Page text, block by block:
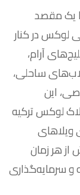
یک مقصد
لوکس در کنار
آرام،
ساحلی،
این
لوکس ترکیه
ویلاهای
در بدروم در سال ۲۰۲۶ بیش از هر زمان
سرمایه‌گذاری